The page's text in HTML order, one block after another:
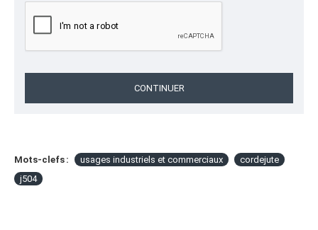
CONTINUER
Mots-clefs : usages industriels et commerciaux
cordejute
j504